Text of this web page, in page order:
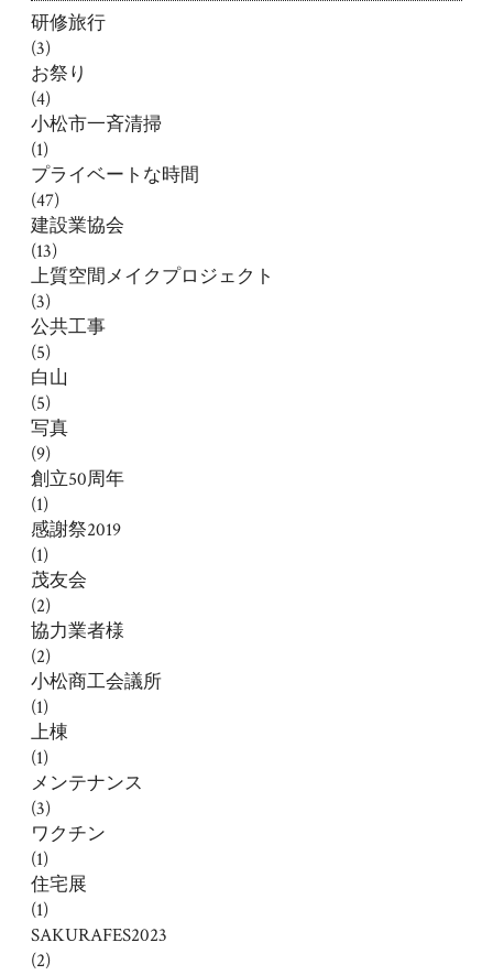
研修旅行
(3)
お祭り
(4)
小松市一斉清掃
(1)
プライベートな時間
(47)
建設業協会
(13)
上質空間メイクプロジェクト
(3)
公共工事
(5)
白山
(5)
写真
(9)
創立50周年
(1)
感謝祭2019
(1)
茂友会
(2)
協力業者様
(2)
小松商工会議所
(1)
上棟
(1)
メンテナンス
(3)
ワクチン
(1)
住宅展
(1)
SAKURAFES2023
(2)